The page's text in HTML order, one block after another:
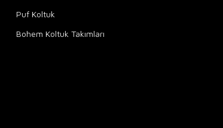
Puf Koltuk
Bohem Koltuk Takımları